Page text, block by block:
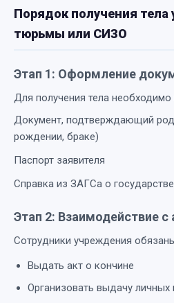
Порядок получения тела
тюрьмы или СИЗО
Этап 1: Оформление
Для получения тела необходимо
Документ, подтверждающий
рождении, браке)
Паспорт заявителя
Справка из ЗАГСа о
Этап 2: Взаимодействие
Сотрудники учреждения
Выдать акт о кончине
Организовать выдачу